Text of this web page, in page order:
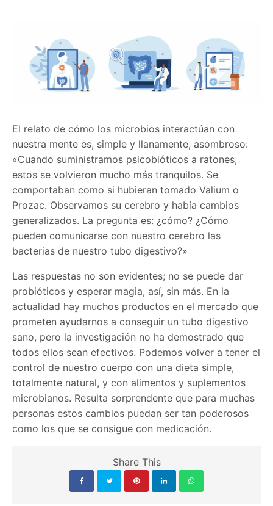
El relato de cómo los microbios interactúan con
nuestra mente es, simple y llanamente, asombroso:
«Cuando suministramos psicobióticos a ratones,
estos se volvieron mucho más tranquilos. Se
comportaban como si hubieran tomado Valium o
Prozac. Observamos su cerebro y había cambios
generalizados. La pregunta es: ¿cómo? ¿Cómo
pueden comunicarse con nuestro cerebro las
bacterias de nuestro tubo digestivo?»
Las respuestas no son evidentes; no se puede dar
probióticos y esperar magia, así, sin más. En la
actualidad hay muchos productos en el mercado que
prometen ayudarnos a conseguir un tubo digestivo
sano, pero la investigación no ha demostrado que
todos ellos sean efectivos. Podemos volver a tener el
control de nuestro cuerpo con una dieta simple,
totalmente natural, y con alimentos y suplementos
microbianos. Resulta sorprendente que para muchas
personas estos cambios puedan ser tan poderosos
como los que se consigue con medicación.
Share This